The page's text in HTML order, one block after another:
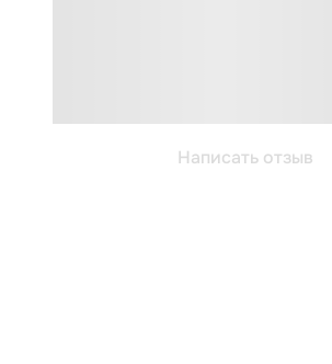
Написать отзыв